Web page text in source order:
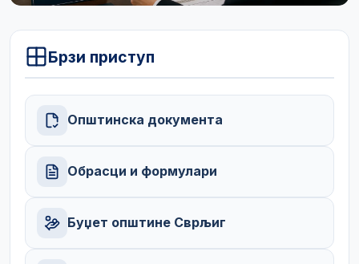
Брзи приступ
Општинска документа
Обрасци и формулари
Буџет општине Сврљиг